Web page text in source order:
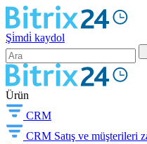
Şi̇mdi̇ kaydol
Ürün
CRM
CRM Satış ve müşterileri